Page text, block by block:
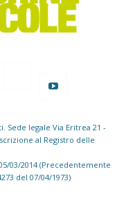
legale Via Eritrea 21 -
al Registro delle
03/2014 (Precedentemente
del 07/04/1973)